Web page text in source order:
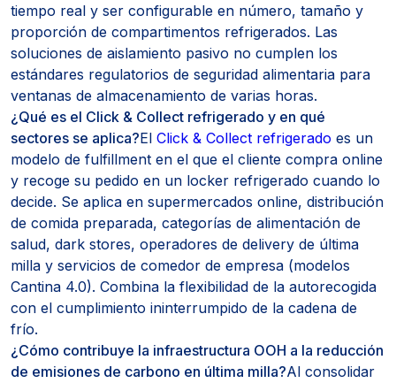
tiempo real y ser configurable en número, tamaño y
proporción de compartimentos refrigerados. Las
soluciones de aislamiento pasivo no cumplen los
estándares regulatorios de seguridad alimentaria para
ventanas de almacenamiento de varias horas.
¿Qué es el Click & Collect refrigerado y en qué
sectores se aplica?El Click & Collect refrigerado es un
modelo de fulfillment en el que el cliente compra online
y recoge su pedido en un locker refrigerado cuando lo
decide. Se aplica en supermercados online, distribución
de comida preparada, categorías de alimentación de
salud, dark stores, operadores de delivery de última
milla y servicios de comedor de empresa (modelos
Cantina 4.0). Combina la flexibilidad de la autorecogida
con el cumplimiento ininterrumpido de la cadena de
frío.
¿Cómo contribuye la infraestructura OOH a la reducción
de emisiones de carbono en última milla?Al consolidar